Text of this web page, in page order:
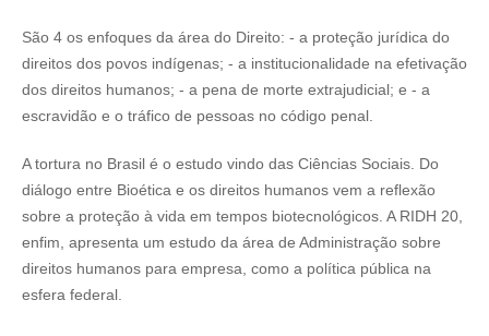
São 4 os enfoques da área do Direito: - a proteção jurídica do
direitos dos povos indígenas; - a institucionalidade na efetivação
dos direitos humanos; - a pena de morte extrajudicial; e - a
escravidão e o tráfico de pessoas no código penal.
A tortura no Brasil é o estudo vindo das Ciências Sociais. Do
diálogo entre Bioética e os direitos humanos vem a reflexão
sobre a proteção à vida em tempos biotecnológicos. A RIDH 20,
enfim, apresenta um estudo da área de Administração sobre
direitos humanos para empresa, como a política pública na
esfera federal.